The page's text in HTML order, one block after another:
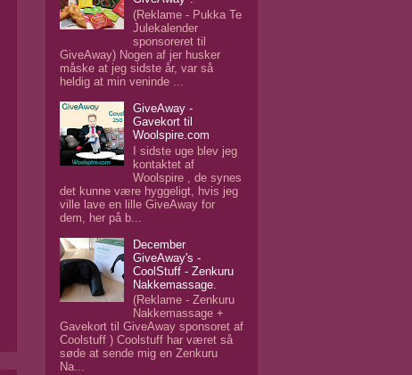
(Reklame - Pukka Te
Julekalender
sponsoreret til
GiveAway) Nogen af jer husker
måske at jeg sidste år, var så
heldig at min veninde ...
GiveAway -
Gavekort til
Woolspire.com
I sidste uge blev jeg
kontaktet af
Woolspire , de synes
det kunne være hyggeligt, hvis jeg
ville lave en lille GiveAway for
dem, her på b...
December
GiveAway's -
CoolStuff - Zenkuru
Nakkemassage.
(Reklame - Zenkuru
Nakkemassage +
Gavekort til GiveAway sponsoret af
Coolstuff ) Coolstuff har været så
søde at sende mig en Zenkuru
Na...